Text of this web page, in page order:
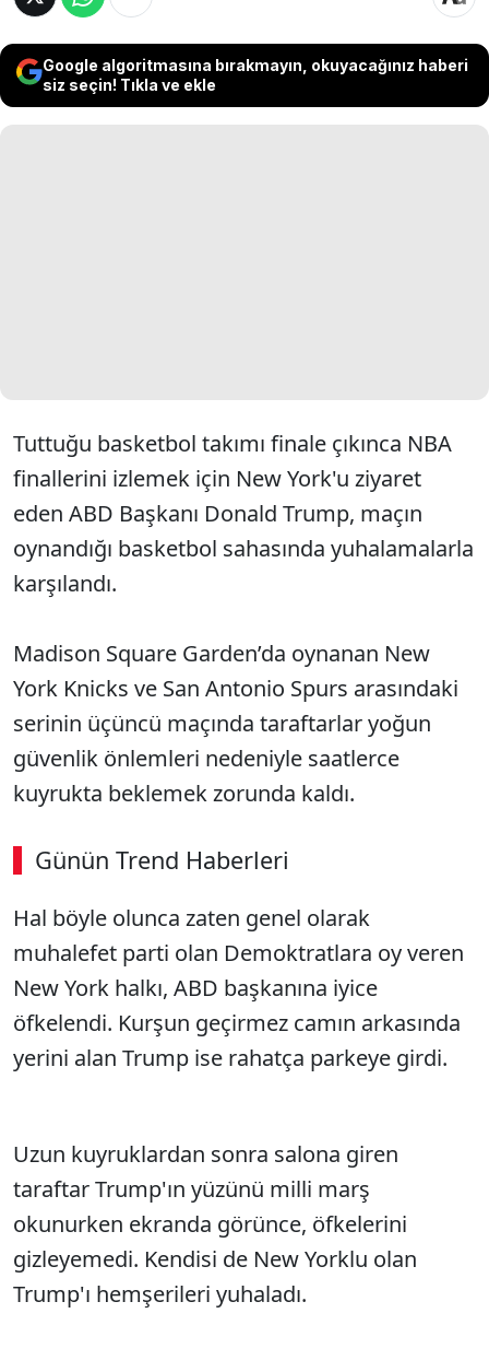
Google algoritmasına bırakmayın, okuyacağınız haberi
siz seçin! Tıkla ve ekle
Tuttuğu basketbol takımı finale çıkınca NBA
finallerini izlemek için New York'u ziyaret
eden ABD Başkanı Donald Trump, maçın
oynandığı basketbol sahasında yuhalamalarla
karşılandı.
Madison Square Garden’da oynanan New
York Knicks ve San Antonio Spurs arasındaki
serinin üçüncü maçında taraftarlar yoğun
güvenlik önlemleri nedeniyle saatlerce
kuyrukta beklemek zorunda kaldı.
Günün Trend Haberleri
Hal böyle olunca zaten genel olarak
muhalefet parti olan Demoktratlara oy veren
New York halkı, ABD başkanına iyice
öfkelendi. Kurşun geçirmez camın arkasında
yerini alan Trump ise rahatça parkeye girdi.
Uzun kuyruklardan sonra salona giren
taraftar Trump'ın yüzünü milli marş
okunurken ekranda görünce, öfkelerini
gizleyemedi. Kendisi de New Yorklu olan
Trump'ı hemşerileri yuhaladı.